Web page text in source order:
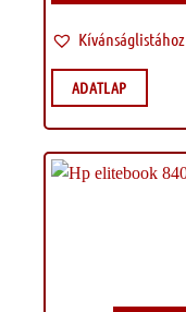
Kívánságlistához
ADATLAP